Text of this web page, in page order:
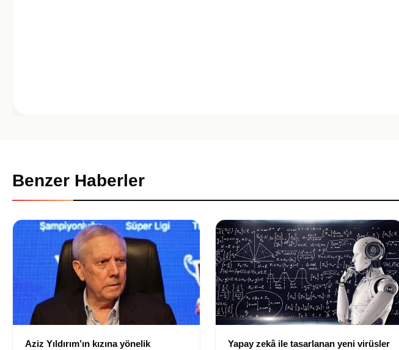
Benzer Haberler
Aziz Yıldırım’ın kızına yönelik
Yapay zekâ ile tasarlanan yeni virüsler